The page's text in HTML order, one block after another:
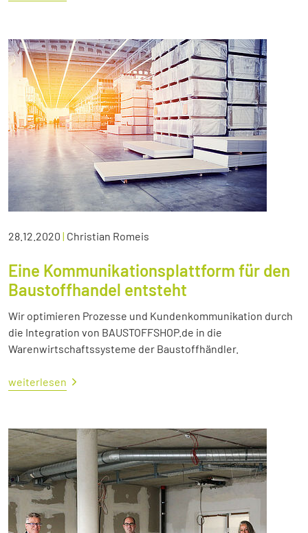
28.12.2020 | Christian Romeis
Eine Kommunikationsplattform für den
Baustoffhandel entsteht
Wir optimieren Prozesse und Kundenkommunikation durch
die Integration von BAUSTOFFSHOP.de in die
Warenwirtschaftssysteme der Baustoffhändler.
weiterlesen